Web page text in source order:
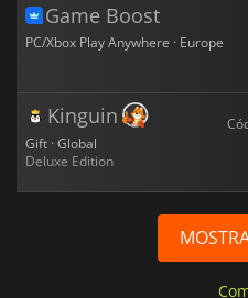
Game Boost
PC/Xbox Play Anywhere · Europe
Kinguin
Gift · Global
Deluxe Edition